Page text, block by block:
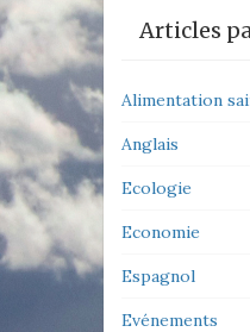
Articles
Alimentation
Anglais
Ecologie
Economie
Espagnol
Evénements